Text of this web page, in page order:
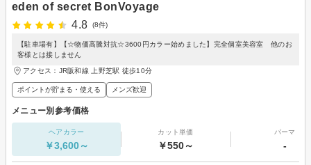
eden of secret BonVoyage
4.8
(8件)
【駐車場有】【☆物価高騰対抗☆3600円カラー始めました】完全個室美容室 他のお
客様とは接しません
アクセス：JR阪和線 上野芝駅 徒歩10分
ポイントが貯まる・使える メンズ歓迎
メニュー別参考価格
ヘアカラー
￥3,600～
カット単価
￥550～
パーマ
-